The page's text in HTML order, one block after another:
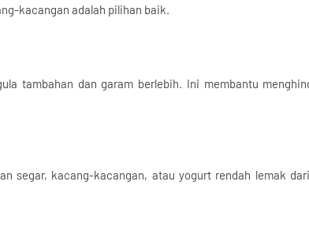
kacangan adalah pilihan baik.
tambahan dan garam berlebih. Ini membantu
segar, kacang-kacangan, atau yogurt rendah lemak